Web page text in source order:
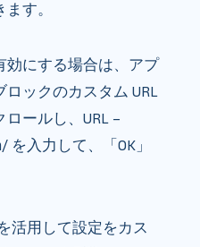
す。
効にする場合は、アプ
ックのカスタム URL
ールし、URL –
を入力して、「OK」
活用して設定をカス